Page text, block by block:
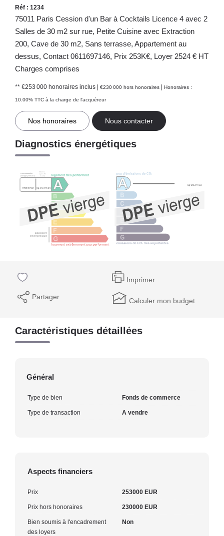
Réf : 1234
75011 Paris Cession d'un Bar à Cocktails Licence 4 avec 2
Salles de 30 m2 sur rue, Petite Cuisine avec Extraction
200, Cave de 30 m2, Sans terrasse, Appartement au
dessus, Contact 0611697146, Prix 253K€, Loyer 2524 € HT
Charges comprises
** €253 000 honoraires inclus | €230 000 hors honoraires | Honoraires :
10.00% TTC à la charge de l'acquéreur
Nos honoraires Nous contacter
Diagnostics énergétiques
Imprimer
Partager Calculer mon budget
Caractéristiques détaillées
Général
Type de bien Fonds de commerce
Type de transaction A vendre
Aspects financiers
Prix 253000 EUR
Prix hors honoraires 230000 EUR
Bien soumis à l'encadrement
des loyers
Non